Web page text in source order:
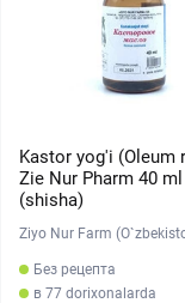
Kastor yog'i (Oleum
Zie Nur Pharm 40 ml
(shisha)
Ziyo Nur Farm
Без рецепта
в 77 dorixonalarda